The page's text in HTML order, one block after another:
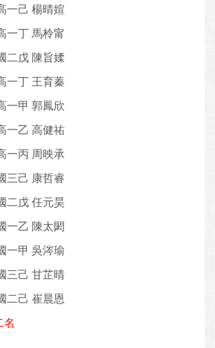
一己 楊晴媗
一丁 馬柃甯
二戊 陳旨媃
一丁 王育蓁
一甲 郭鳳欣
一乙 高健祐
一丙 周映承
三己 康哲睿
二戊 任元昊
一乙 陳太閎
一甲 吳涔瑜
三己 甘芷晴
二己 崔晨恩
名